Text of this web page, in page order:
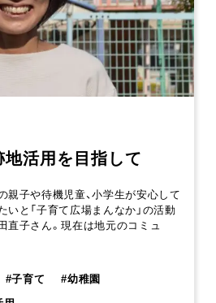
活用を目指して
親子や待機児童、小学生が安心して
と「子育て広場まんなか」の活動
直子さん。現在は地元のコミュ
#子育て #幼稚園